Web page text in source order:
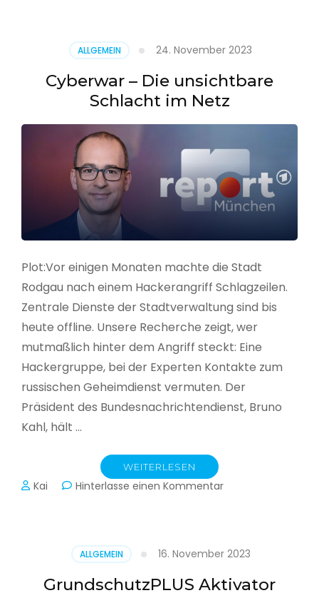
ALLGEMEIN 24. November 2023
Cyberwar – Die unsichtbare
Schlacht im Netz
Plot:Vor einigen Monaten machte die Stadt
Rodgau nach einem Hackerangriff Schlagzeilen.
Zentrale Dienste der Stadtverwaltung sind bis
heute offline. Unsere Recherche zeigt, wer
mutmaßlich hinter dem Angriff steckt: Eine
Hackergruppe, bei der Experten Kontakte zum
russischen Geheimdienst vermuten. Der
Präsident des Bundesnachrichtendienst, Bruno
Kahl, hält …
WEITERLESEN
Kai Hinterlasse einen Kommentarzu
Schlacht
im
Netz
ALLGEMEIN 16. November 2023
GrundschutzPLUS Aktivator